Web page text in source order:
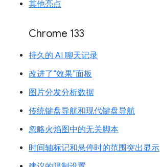
其他亮点
Chrome 133
持久的 AI 聊天记录
改进了“效果”面板
图片分发分析数据
传统键盘导航和现代键盘导航
忽略火焰图中的无关脚本
时间轴标记和悬停时的范围突出显示